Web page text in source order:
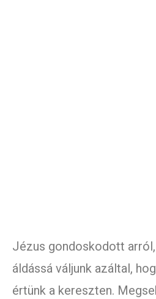
Jézus gondoskodott
áldássá váljunk azáltal,
értünk a kereszten.